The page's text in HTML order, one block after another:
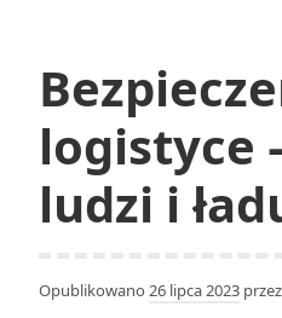
logistyce
ludzi i
Opublikowano 26 lipca 2023 przez